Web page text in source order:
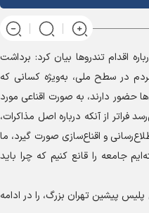
اقدام تندرو‌ها بیان کرد: برداشت
در سطح ملی، به‌ویژه کسانی که
حضور دارند، به صورت اقناعی مورد
فراتر از آنکه درباره اصل مذاکرات،
و اقناع‌سازی صورت گیرد، ما
جامعه را قانع کنیم که چرا باید
پیشین تهران بزرگ، را در ادامه